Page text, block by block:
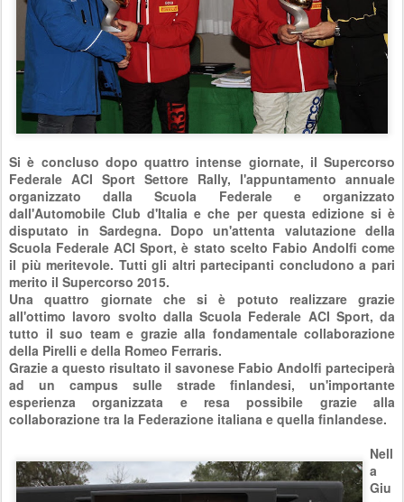
Si è concluso dopo quattro intense giornate, il Supercorso
Federale ACI Sport Settore Rally, l'appuntamento annuale
organizzato dalla Scuola Federale e organizzato
dall'Automobile Club d'Italia e che per questa edizione si è
disputato in Sardegna. Dopo un'attenta valutazione della
Scuola Federale ACI Sport, è stato scelto Fabio Andolfi come
il più meritevole. Tutti gli altri partecipanti concludono a pari
merito il Supercorso 2015.
Una quattro giornate che si è potuto realizzare grazie
all'ottimo lavoro svolto dalla Scuola Federale ACI Sport, da
tutto il suo team e grazie alla fondamentale collaborazione
della Pirelli e della Romeo Ferraris.
Grazie a questo risultato il savonese Fabio Andolfi parteciperà
ad un campus sulle strade finlandesi, un'importante
esperienza organizzata e resa possibile grazie alla
collaborazione tra la Federazione italiana e quella finlandese.
Nell
a
Giu